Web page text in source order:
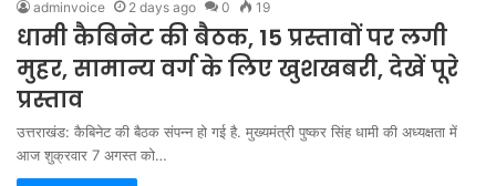
adminvoice 2 days ago 0 19
धामी कैबिनेट की बैठक, 15 प्रस्तावों पर लगी
मुहर, सामान्य वर्ग के लिए खुशखबरी, देखें पूरे
प्रस्ताव
उत्तराखंड: कैबिनेट की बैठक संपन्न हो गई है. मुख्यमंत्री पुष्कर सिंह धामी की अध्यक्षता में
आज शुक्रवार 7 अगस्त को…